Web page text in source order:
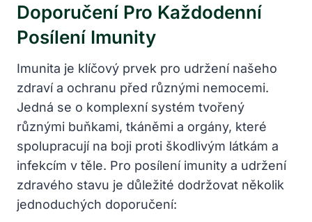
Doporučení Pro Každodenní
Posílení Imunity
Imunita je klíčový prvek pro udržení našeho
zdraví a ochranu před různými nemocemi.
Jedná se o komplexní systém tvořený
různými buňkami, tkáněmi a orgány, které
spolupracují na boji proti škodlivým látkám a
infekcím v těle. Pro posílení imunity a udržení
zdravého stavu je důležité dodržovat několik
jednoduchých doporučení: